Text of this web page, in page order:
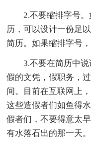
2.不要缩排字号
历，可以设计一份足
简历。如果缩排字号
3.不要在简历中
假的文凭，假职务，
间。目前在互联网上
这些造假者们如鱼得
假者们，不要得意太
有水落石出的那一天。